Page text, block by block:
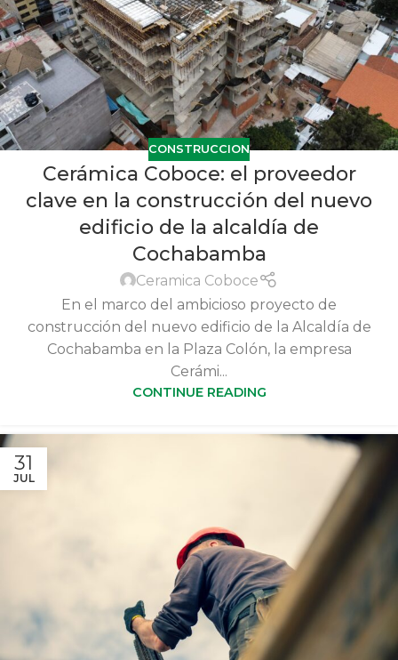
CONSTRUCCION
Cerámica Coboce: el proveedor
clave en la construcción del nuevo
edificio de la alcaldía de
Cochabamba
Ceramica Coboce
En el marco del ambicioso proyecto de
construcción del nuevo edificio de la Alcaldía de
Cochabamba en la Plaza Colón, la empresa
Cerámi...
CONTINUE READING
31
JUL